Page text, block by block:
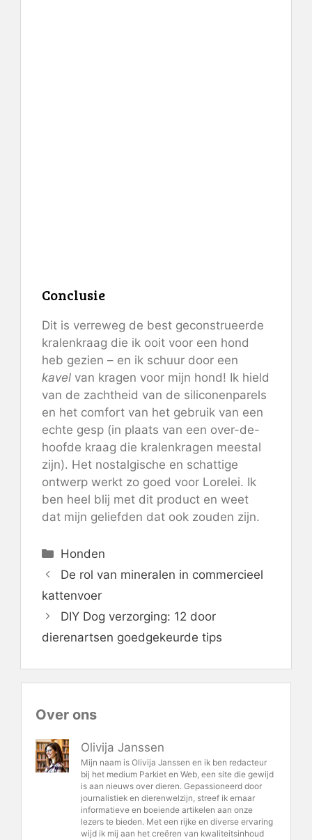
Conclusie
Dit is verreweg de best geconstrueerde
kralenkraag die ik ooit voor een hond
heb gezien – en ik schuur door een
kavel van kragen voor mijn hond! Ik hield
van de zachtheid van de siliconenparels
en het comfort van het gebruik van een
echte gesp (in plaats van een over-de-
hoofde kraag die kralenkragen meestal
zijn). Het nostalgische en schattige
ontwerp werkt zo goed voor Lorelei. Ik
ben heel blij met dit product en weet
dat mijn geliefden dat ook zouden zijn.
Categorieën
Honden
De rol van mineralen in commercieel
kattenvoer
DIY Dog verzorging: 12 door
dierenartsen goedgekeurde tips
Over ons
Olivija Janssen
Mijn naam is Olivija Janssen en ik ben redacteur
bij het medium Parkiet en Web, een site die gewijd
is aan nieuws over dieren. Gepassioneerd door
journalistiek en dierenwelzijn, streef ik ernaar
informatieve en boeiende artikelen aan onze
lezers te bieden. Met een rijke en diverse ervaring
wijd ik mij aan het creëren van kwaliteitsinhoud